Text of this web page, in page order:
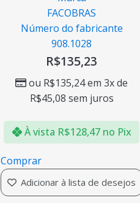
FACOBRAS
Número do fabricante
908.1028
R$135,23
ou R$135,24em 3x de
R$45,08 sem juros
À vista R$128,47 no Pix
Comprar
Adicionar à lista de desejos